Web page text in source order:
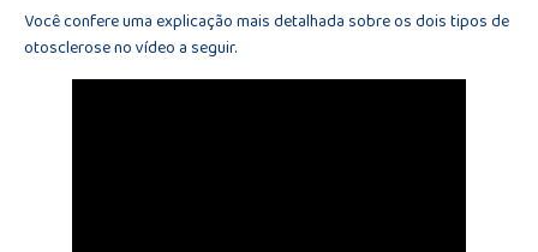
Você confere uma explicação mais detalhada sobre os dois tipos de
otosclerose no vídeo a seguir.